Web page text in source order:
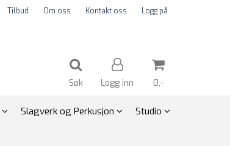
Tilbud Om oss Kontakt oss Logg på
Søk Logg inn 0,-
Slagverk og Perkusjon Studio